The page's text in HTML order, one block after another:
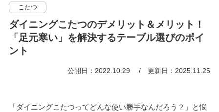
こたつ
ダイニングこたつのデメリット＆メリット！
「足元寒い」を解決するテーブル選びのポイ
ント
公開日：2022.10.29 更新日：2025.11.25
「ダイニングこたつってどんな使い勝手なんだろう？」と悩